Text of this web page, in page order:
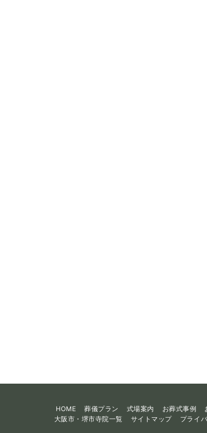
HOME 葬儀プラン 式場案内 お葬式事例
大阪市・堺市寺院一覧
サイトマップ プライ